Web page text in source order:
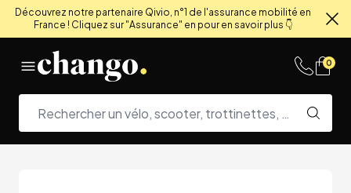
Découvrez notre partenaire Qivio, n°1 de l'assurance mobilité en
France ! Cliquez sur "Assurance" en pour en savoir plus 👇
0